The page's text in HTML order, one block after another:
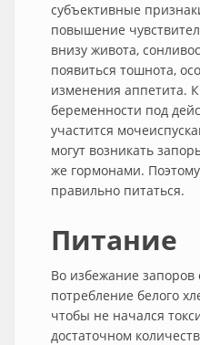
субъективные
повышение
внизу живота,
появиться тошнота,
изменения аппетита.
беременности под
участится
могут возникать
же гормонами.
правильно питаться.
Питание
Во избежание запоров
потребление белого
чтобы не начался
достаточном